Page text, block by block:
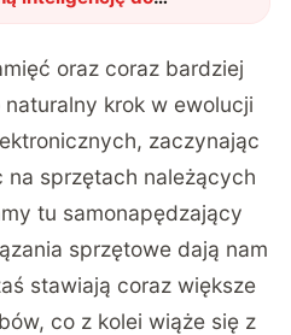
pamięć bije rekordy"?
oraz coraz bardziej
krok w ewolucji
zaczynając
sprzętach należących
tu samonapędzający
sprzętowe dają nam
stawiają coraz większe
co z kolei wiąże się z